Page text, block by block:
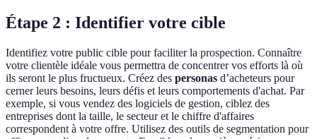
Étape 2 : Identifier votre cible
Identifiez votre public cible pour faciliter la prospection. Connaître
votre clientèle idéale vous permettra de concentrer vos efforts là où
ils seront le plus fructueux. Créez des personas d’acheteurs pour
cerner leurs besoins, leurs défis et leurs comportements d'achat. Par
exemple, si vous vendez des logiciels de gestion, ciblez des
entreprises dont la taille, le secteur et le chiffre d'affaires
correspondent à votre offre. Utilisez des outils de segmentation pour